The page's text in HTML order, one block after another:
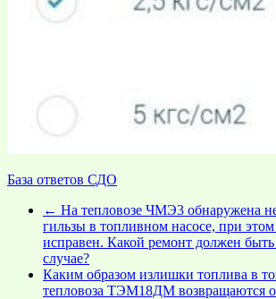
База ответов СДО
← На тепловозе ЧМЭ3 обнаружена
гильзы в топливном насосе, при
исправен. Какой ремонт должен
случае?
Каким образом излишки топлива в
тепловоза ТЭМ18ДМ возвращаются